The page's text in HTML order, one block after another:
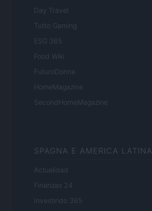
Day Travel
Tutto Gaming
ESG 365
Food Wiki
FuturoDonna
HomeMagazine
SecondHomeMagazine
SPAGNA E AMERICA LATINA
Actualidad
Finanzas 24
Investindo 365